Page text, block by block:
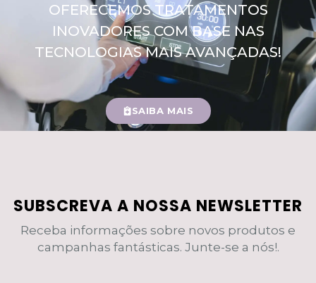
OFERECEMOS TRATAMENTOS
INOVADORES COM BASE NAS
TECNOLOGIAS MAIS AVANÇADAS!
SAIBA MAIS
SUBSCREVA A NOSSA NEWSLETTER
Receba informações sobre novos produtos e
campanhas fantásticas. Junte-se a nós!.